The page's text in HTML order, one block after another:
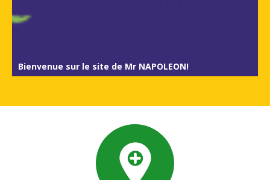
Bienvenue sur le site de Mr NAPOLEON!